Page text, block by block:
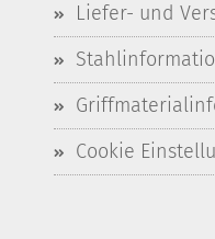
Liefer- und
Cookie